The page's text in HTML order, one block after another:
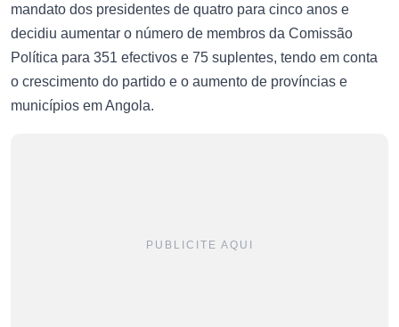
mandato dos presidentes de quatro para cinco anos e
decidiu aumentar o número de membros da Comissão
Política para 351 efectivos e 75 suplentes, tendo em conta
o crescimento do partido e o aumento de províncias e
municípios em Angola.
PUBLICITE AQUI